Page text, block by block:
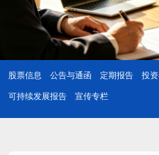
股票信息 公告与通函 定期报告 投
可持续发展报告 宣传专栏